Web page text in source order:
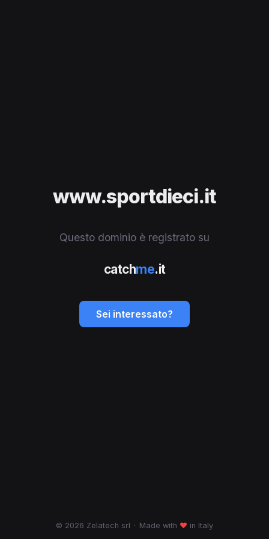
www.sportdieci.it
Questo dominio è registrato su
catchme.it
Sei interessato?
© 2026 Zelatech srl · Made with ♥ in Italy